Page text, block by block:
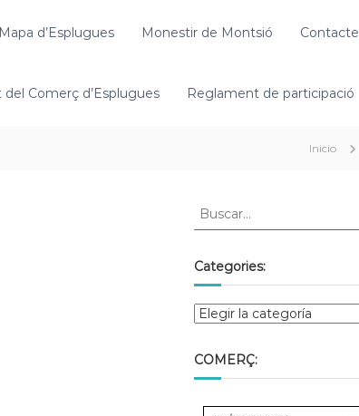
Mapa d’Esplugues Monestir de Montsió Contacte
Comerç d’Esplugues Reglament de participació
Inicio
Categories:
COMERÇ: